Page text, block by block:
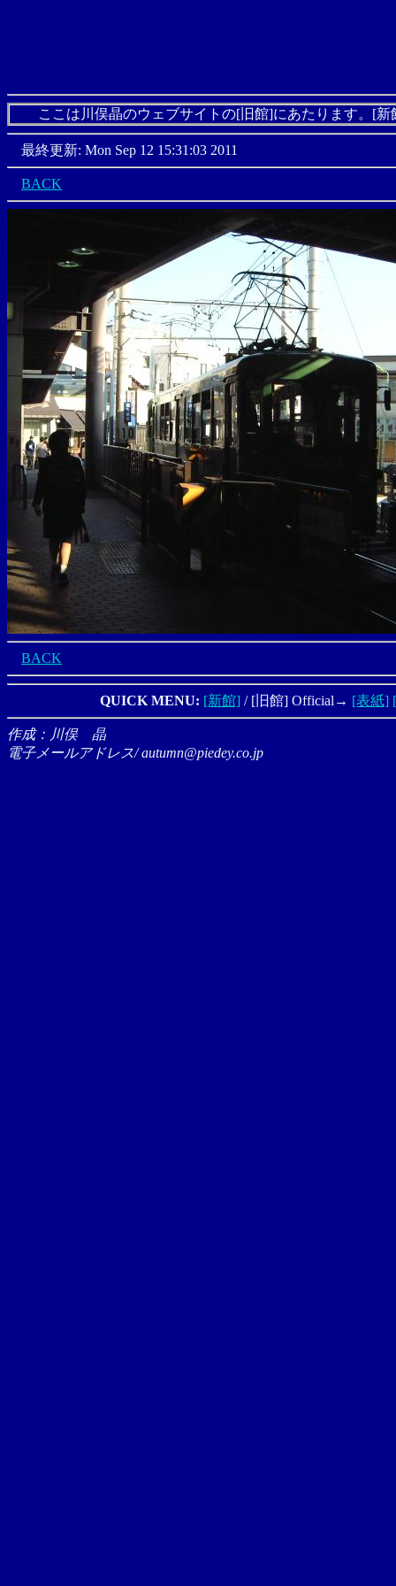
ここは川俣晶のウェブサイトの[旧館]にあたります。[新
最終更新: Mon Sep 12 15:31:03 2011
BACK
BACK
QUICK MENU: [新館] / [旧館] Official→ [表紙]
作成：川俣 晶
電子メールアドレス/ autumn@piedey.co.jp